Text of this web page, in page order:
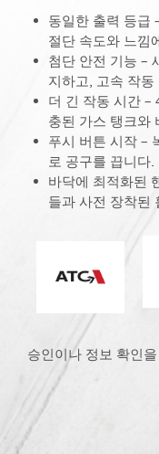
동일한 출력 등급
절단 속도와 느낌
첨단 안전 기능 –
지하고, 고속 작
더 긴 작동 시간 –
충된 가스 탱크와
푸시 버튼 시작 –
로 공구를 끕니다.
바닥에 최적화된
들과 사전 장착된
ATC(능동형
승인이나 정보 확인